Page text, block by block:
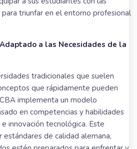
para triunfar en el entorno profesional
a las Necesidades de la
tradicionales que suelen
que rápidamente pueden
implementa un modelo
en competencias y habilidades
innovación tecnológica. Este
de calidad alemana,